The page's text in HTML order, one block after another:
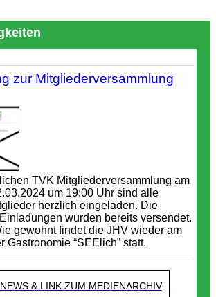
zur Mitgliederversammlung
TVK Mitgliederversammlung am
um 19:00 Uhr sind alle
herzlich eingeladen. Die
wurden bereits versendet.
gewohnt findet die JHV wieder am
Gastronomie “SEElich” statt.
& LINK ZUM MEDIENARCHIV